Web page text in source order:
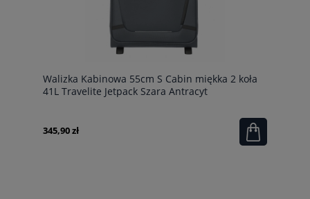
Walizka Kabinowa 55cm S Cabin miękka 2 koła
41L Travelite Jetpack Szara Antracyt
345,90 zł